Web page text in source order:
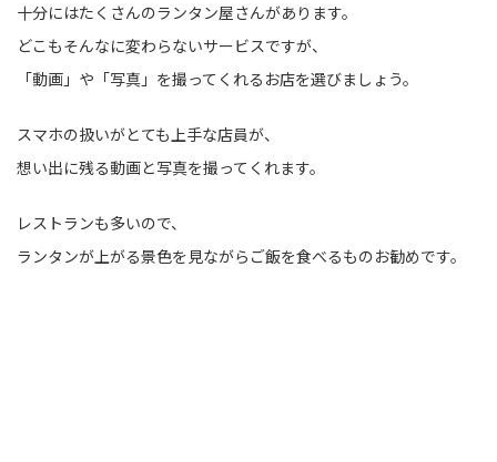
十分にはたくさんのランタン屋さんがあります。
どこもそんなに変わらないサービスですが、
「動画」や「写真」を撮ってくれるお店を選びましょう。
スマホの扱いがとても上手な店員が、
想い出に残る動画と写真を撮ってくれます。
レストランも多いので、
ランタンが上がる景色を見ながらご飯を食べるものお勧めです。